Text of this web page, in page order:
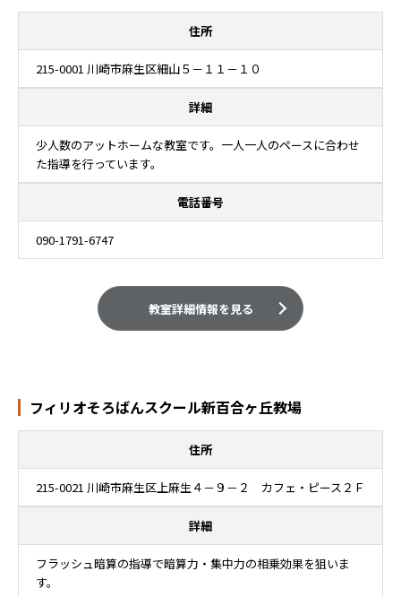
住所
215-0001 川崎市麻生区細山５－１１－１０
詳細
少人数のアットホームな教室です。一人一人のペースに合わせ
た指導を行っています。
電話番号
090-1791-6747
教室詳細情報を見る
フィリオそろばんスクール新百合ヶ丘教場
住所
215-0021 川崎市麻生区上麻生４－９－２ カフェ・ピース２Ｆ
詳細
フラッシュ暗算の指導で暗算力・集中力の相乗効果を狙いま
す。